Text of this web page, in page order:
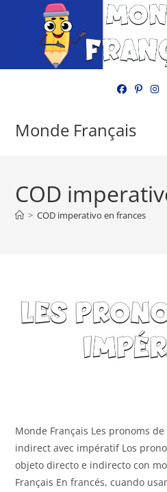
Monde Français
COD
> COD imperativo en frances
Monde Français Les pronoms
indirect avec impératif Los
objeto directo e indirecto con
Français En francés, cuando